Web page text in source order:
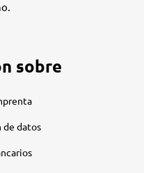
sobre
de datos